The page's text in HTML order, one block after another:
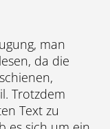
man
da die
Trotzdem
Text zu